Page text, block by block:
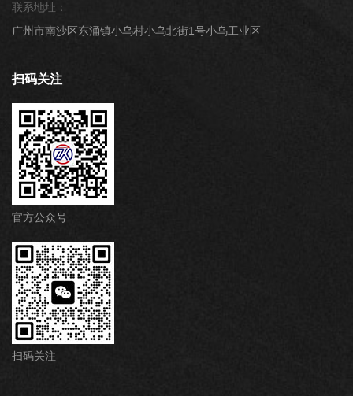
联系地址：
广州市南沙区东涌镇小乌村小乌北街1号小乌工业区
扫码关注
官方公众号
扫码关注